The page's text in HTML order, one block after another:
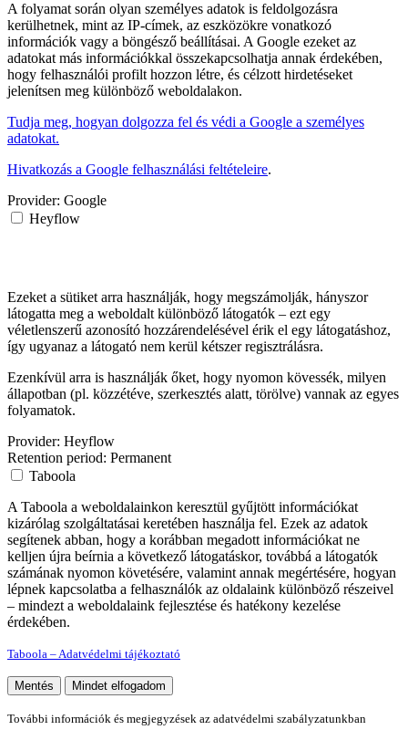
A folyamat során olyan személyes adatok is feldolgozásra
kerülhetnek, mint az IP-címek, az eszközökre vonatkozó
információk vagy a böngésző beállításai. A Google ezeket az
adatokat más információkkal összekapcsolhatja annak érdekében,
hogy felhasználói profilt hozzon létre, és célzott hirdetéseket
jelenítsen meg különböző weboldalakon.
Tudja meg, hogyan dolgozza fel és védi a Google a személyes
adatokat.
Hivatkozás a Google felhasználási feltételeire.
Provider: Google
Heyflow
Ezeket a sütiket arra használják, hogy megszámolják, hányszor
látogatta meg a weboldalt különböző látogatók – ezt egy
véletlenszerű azonosító hozzárendelésével érik el egy látogatáshoz,
így ugyanaz a látogató nem kerül kétszer regisztrálásra.
Ezenkívül arra is használják őket, hogy nyomon kövessék, milyen
állapotban (pl. közzétéve, szerkesztés alatt, törölve) vannak az egyes
folyamatok.
Provider: Heyflow
Retention period: Permanent
Taboola
A Taboola a weboldalainkon keresztül gyűjtött információkat
kizárólag szolgáltatásai keretében használja fel. Ezek az adatok
segítenek abban, hogy a korábban megadott információkat ne
kelljen újra beírnia a következő látogatáskor, továbbá a látogatók
számának nyomon követésére, valamint annak megértésére, hogyan
lépnek kapcsolatba a felhasználók az oldalaink különböző részeivel
– mindezt a weboldalaink fejlesztése és hatékony kezelése
érdekében.
Taboola – Adatvédelmi tájékoztató
Mentés Mindet elfogadom
További információk és megjegyzések az adatvédelmi szabályzatunkban